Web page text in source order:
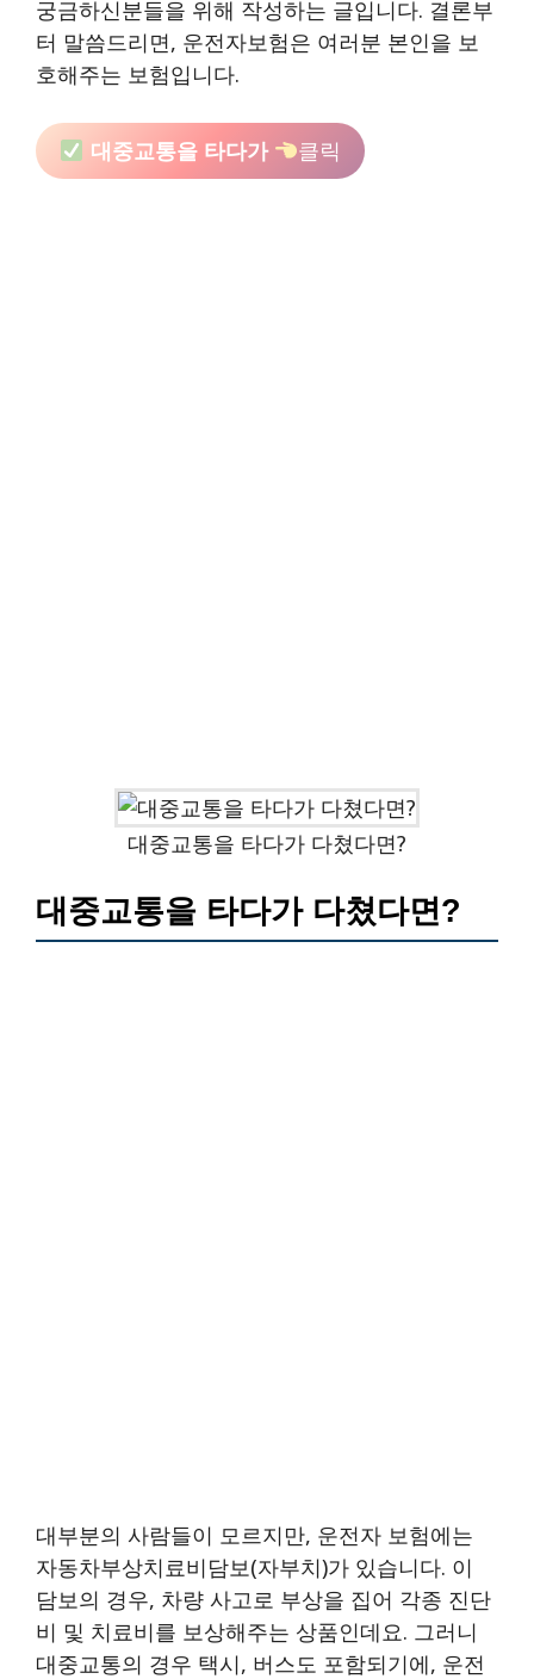
궁금하신분들을 위해 작성하는 글입니다. 결론부
터 말씀드리면, 운전자보험은 여러분 본인을 보
호해주는 보험입니다.
대중교통을 타다가 클릭
대중교통을 타다가 다쳤다면?
대중교통을 타다가 다쳤다면?
대부분의 사람들이 모르지만, 운전자 보험에는
자동차부상치료비담보(자부치)가 있습니다. 이
담보의 경우, 차량 사고로 부상을 집어 각종 진단
비 및 치료비를 보상해주는 상품인데요. 그러니
대중교통의 경우 택시, 버스도 포함되기에, 운전